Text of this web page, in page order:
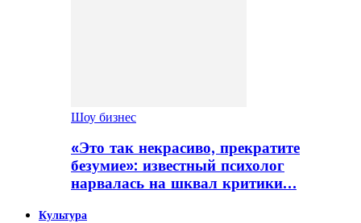
Шоу бизнес
«Это так некрасиво, прекратите
безумие»: известный психолог
нарвалась на шквал критики…
Культура